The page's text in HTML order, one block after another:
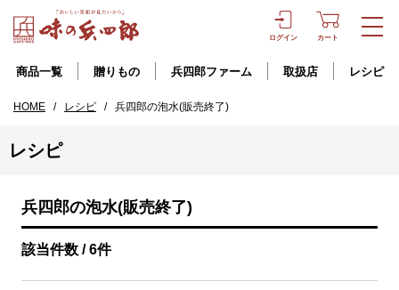
ログイン カート
商品一覧 贈りもの 兵四郎ファーム 取扱店 レシピ
HOME / レシピ / 兵四郎の泡水(販売終了)
レシピ
兵四郎の泡水(販売終了)
該当件数 / 6件